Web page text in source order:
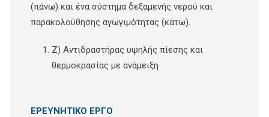
(πάνω) και ένα σύστημα δεξαμενής νερού και
παρακολούθησης αγωγιμότητας (κάτω).
Z) Αντιδραστήρας υψηλής πίεσης και
θερμοκρασίας με ανάμειξη
ΕΡΕΥΝΗΤΙΚΟ ΕΡΓΟ